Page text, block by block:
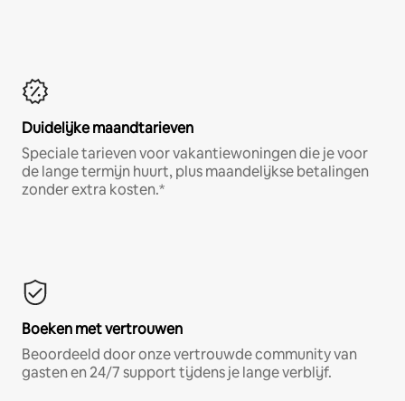
Duidelijke maandtarieven
Speciale tarieven voor vakantiewoningen die je voor
de lange termijn huurt, plus maandelijkse betalingen
zonder extra kosten.*
Boeken met vertrouwen
Beoordeeld door onze vertrouwde community van
gasten en 24/7 support tijdens je lange verblijf.